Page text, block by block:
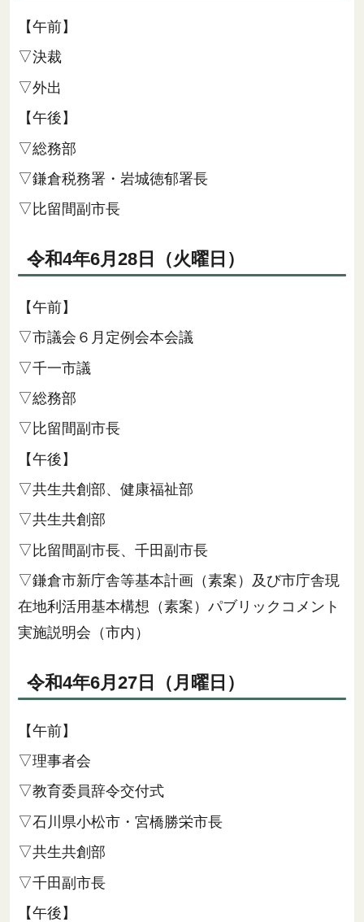
【午前】
▽決裁
▽外出
【午後】
▽総務部
▽鎌倉税務署・岩城徳郁署長
▽比留間副市長
令和4年6月28日（火曜日）
【午前】
▽市議会６月定例会本会議
▽千一市議
▽総務部
▽比留間副市長
【午後】
▽共生共創部、健康福祉部
▽共生共創部
▽比留間副市長、千田副市長
▽鎌倉市新庁舎等基本計画（素案）及び市庁舎現
在地利活用基本構想（素案）パブリックコメント
実施説明会（市内）
令和4年6月27日（月曜日）
【午前】
▽理事者会
▽教育委員辞令交付式
▽石川県小松市・宮橋勝栄市長
▽共生共創部
▽千田副市長
【午後】